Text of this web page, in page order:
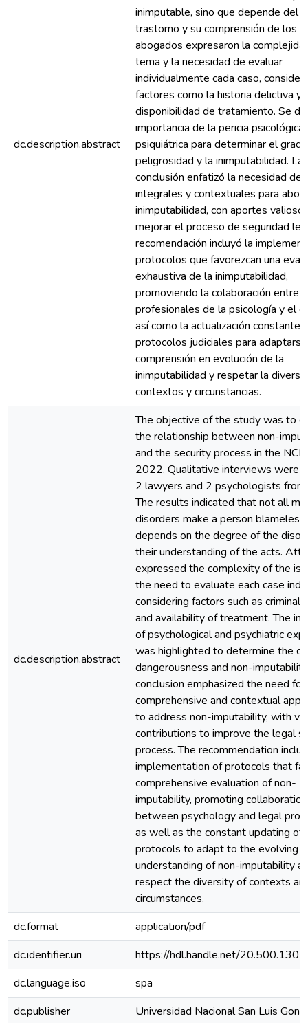
dc.description.abstract
inimputable, sino que depende del
trastorno y su comprensión de los
abogados expresaron la
tema y la necesidad de evaluar
individualmente cada caso,
factores como la historia delictiva y
disponibilidad de tratamiento. Se
importancia de la pericia psicológica
psiquiátrica para determinar el
peligrosidad y la inimputabilidad. La
conclusión enfatizó la necesidad de
integrales y contextuales para
inimputabilidad, con aportes
mejorar el proceso de seguridad
recomendación incluyó la
protocolos que favorezcan una
exhaustiva de la inimputabilidad,
promoviendo la colaboración entre
profesionales de la psicología y el
así como la actualización constante
protocolos judiciales para
comprensión en evolución de la
inimputabilidad y respetar la
contextos y circunstancias.
dc.description.abstract
The objective of the study was to
the relationship between non-
and the security process in the
2022. Qualitative interviews were
2 lawyers and 2 psychologists
The results indicated that not all
disorders make a person
depends on the degree of the
their understanding of the acts.
expressed the complexity of the
the need to evaluate each case
considering factors such as criminal
and availability of treatment. The
of psychological and psychiatric
was highlighted to determine the
dangerousness and non-
conclusion emphasized the need for
comprehensive and contextual
to address non-imputability, with
contributions to improve the legal
process. The recommendation
implementation of protocols that
comprehensive evaluation of non-
imputability, promoting collaboration
between psychology and legal
as well as the constant updating of
protocols to adapt to the evolving
understanding of non-imputability
respect the diversity of contexts
circumstances.
dc.format
application/pdf
dc.identifier.uri
https://hdl.handle.net/
dc.language.iso
spa
dc.publisher
Universidad Nacional San Luis